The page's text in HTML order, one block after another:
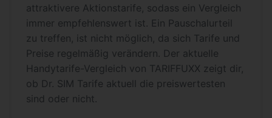
attraktivere Aktionstarife, sodass ein Vergleich
immer empfehlenswert ist. Ein Pauschalurteil
zu treffen, ist nicht möglich, da sich Tarife und
Preise regelmäßig verändern. Der aktuelle
Handytarife-Vergleich von TARIFFUXX zeigt dir,
ob Dr. SIM Tarife aktuell die preiswertesten
sind oder nicht.